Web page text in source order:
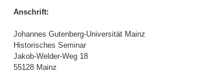
Anschrift:
Johannes Gutenberg-Universität Mainz
Historisches Seminar
Jakob-Welder-Weg 18
55128 Mainz